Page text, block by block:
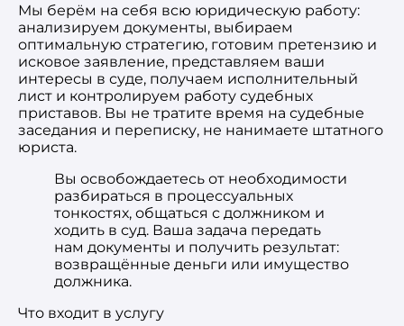
Мы берём на себя всю юридическую работу:
анализируем документы, выбираем
оптимальную стратегию, готовим претензию и
исковое заявление, представляем ваши
интересы в суде, получаем исполнительный
лист и контролируем работу судебных
приставов. Вы не тратите время на судебные
заседания и переписку, не нанимаете штатного
юриста.
Вы освобождаетесь от необходимости
разбираться в процессуальных
тонкостях, общаться с должником и
ходить в суд. Ваша задача передать
нам документы и получить результат:
возвращённые деньги или имущество
должника.
Что входит в услугу